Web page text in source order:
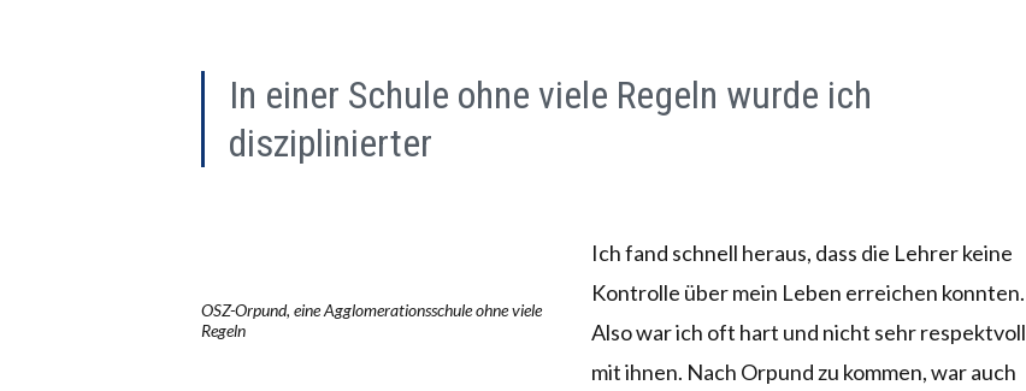
In einer Schule ohne viele Regeln wurde ich
disziplinierter
OSZ-Orpund, eine Agglomerationsschule ohne viele
Regeln
Ich fand schnell heraus, dass die Lehrer keine
Kontrolle über mein Leben erreichen konnten.
Also war ich oft hart und nicht sehr respektvoll
mit ihnen. Nach Orpund zu kommen, war auch